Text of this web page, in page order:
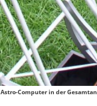
Computer in der